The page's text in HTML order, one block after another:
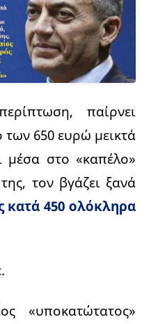
παίρνει
650 ευρώ μεικτά
στο «καπέλο»
τον βγάζει ξανά
450 ολόκληρα
«υποκατώτατος»